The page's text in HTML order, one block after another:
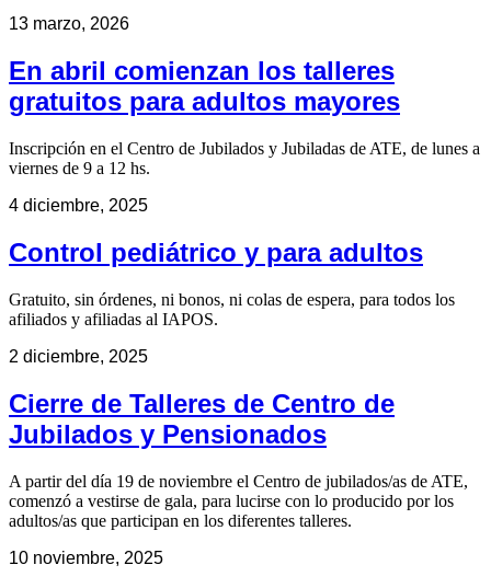
13 marzo, 2026
En abril comienzan los talleres
gratuitos para adultos mayores
Inscripción en el Centro de Jubilados y Jubiladas de ATE, de lunes a
viernes de 9 a 12 hs.
4 diciembre, 2025
Control pediátrico y para adultos
Gratuito, sin órdenes, ni bonos, ni colas de espera, para todos los
afiliados y afiliadas al IAPOS.
2 diciembre, 2025
Cierre de Talleres de Centro de
Jubilados y Pensionados
A partir del día 19 de noviembre el Centro de jubilados/as de ATE,
comenzó a vestirse de gala, para lucirse con lo producido por los
adultos/as que participan en los diferentes talleres.
10 noviembre, 2025